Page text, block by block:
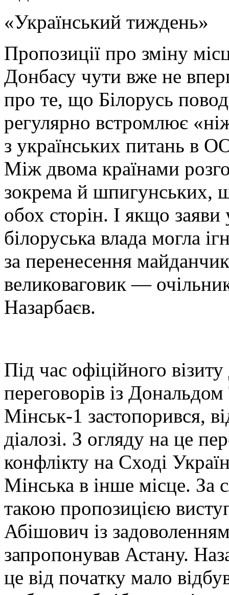
«Український тиждень»
Пропозиції про зміну
Донбасу чути вже не
про те, що Білорусь
регулярно встромлює
з українських питань в
Між двома країнами
зокрема й шпигунських,
обох сторін. І якщо заяви
білоруська влада могла
за перенесення
великоваговик —
Назарбаєв.
Під час офіційного
переговорів із
Мінськ-1 застопорився,
діалозі. З огляду на це
конфлікту на Сході
Мінська в інше місце. За
такою пропозицією
Абішович із
запропонував Астану.
це від початку мало